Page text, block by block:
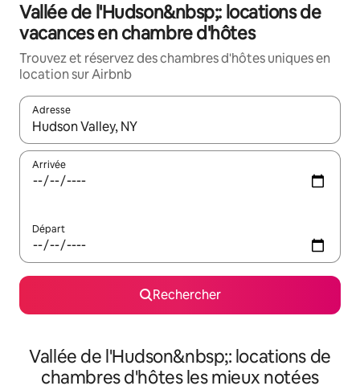
Vallée de l'Hudson&nbsp;: locations de
vacances en chambre d'hôtes
Trouvez et réservez des chambres d'hôtes uniques en
location sur Airbnb
Adresse
Lorsque les résultats s'affichent, utilisez les flèches vers le
Arrivée
Départ
Rechercher
Vallée de l'Hudson&nbsp;: locations de
chambres d'hôtes les mieux notées